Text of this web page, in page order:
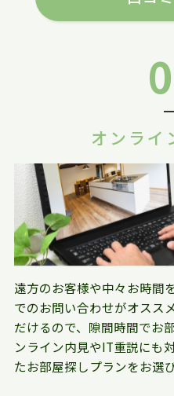
オンライ
遠方のお客様や中々お時間
でのお問い合わせがオスス
だけるので、隙間時間でお
ンライン内見やIT重説にも
たお部屋探しプランをお選